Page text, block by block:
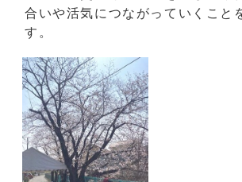
合いや活気につながっていくこと
す。